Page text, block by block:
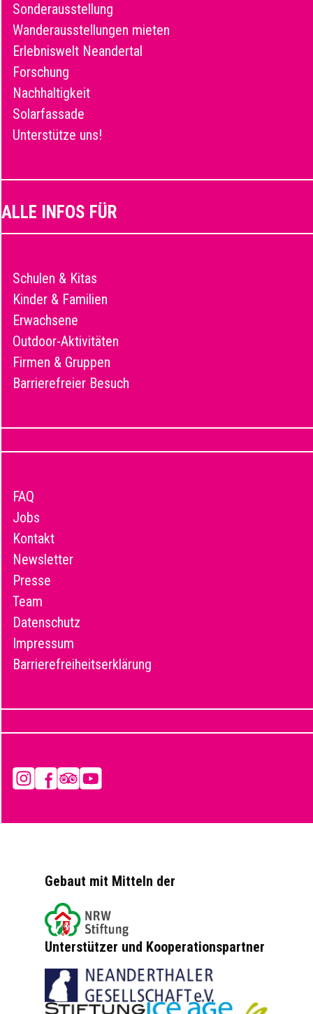
Sonderausstellung
Wanderausstellungen mieten
Erlebniswelt Neandertal
Forschung
Nachhaltigkeit
Solarfassade
Unterstütze uns!
ALLE INFOS FÜR
Schulen & Kitas
Kinder & Familien
Erwachsene
Outdoor-Aktivitäten
Firmen & Gruppen
Barrierefreier Besuch
FAQ
Jobs
Kontakt
Newsletter
Presse
Team
Datenschutz
Impressum
Barrierefreiheitserklärung
InstagramFacebook
Tripadvisor
YouTube
Gebaut mit Mitteln der
Unterstützer und Kooperationspartner